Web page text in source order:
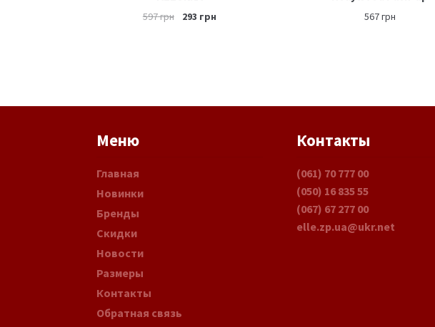
597грн 293 грн 567грн
Меню
Главная
Новинки
Бренды
Скидки
Новости
Размеры
Контакты
Обратная связь
Контакты
(061) 70 777 00
(050) 16 835 55
(067) 67 277 00
elle.zp.ua@ukr.net